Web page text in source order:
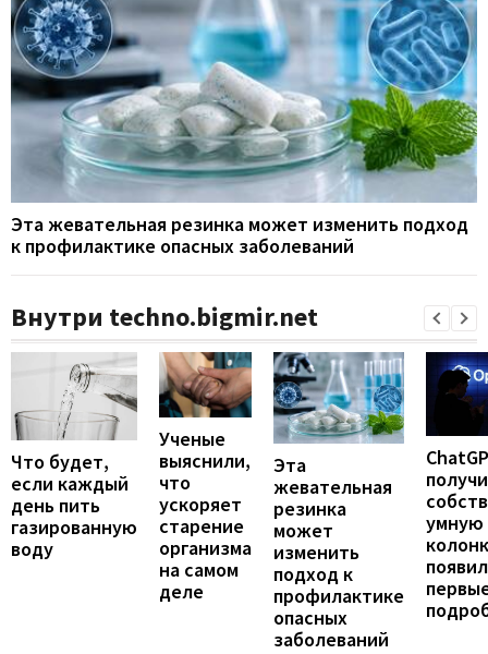
Эта жевательная резинка может изменить подход
к профилактике опасных заболеваний
Внутри techno.bigmir.net
Что будет,
если каждый
день пить
газированную
воду
Ученые
выяснили,
что
ускоряет
старение
организма
на самом
деле
Эта
жевательная
резинка
может
изменить
подход к
профилактике
опасных
заболеваний
умную